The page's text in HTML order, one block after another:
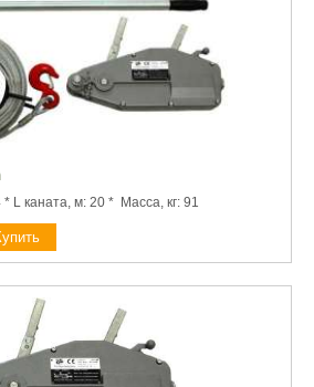
* L каната, м: 20 * Масса, кг: 91